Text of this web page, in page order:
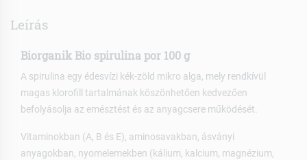
Leírás
Biorganik Bio spirulina por 100 g
A spirulina egy édesvízi kék-zöld mikro alga, mely rendkívül
magas klorofill tartalmának köszönhetően kedvezően
befolyásolja az emésztést és az anyagcsere működését.
Vitaminokban (A, B és E), aminosavakban, ásványi
anyagokban, nyomelemekben (kálium, kalcium, magnézium,